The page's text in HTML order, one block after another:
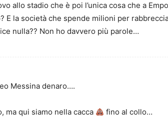
allo stadio che è poi l’unica cosa che a
E la società che spende milioni per
nulla?? Non ho davvero più parole…
Messina denaro….
ma qui siamo nella cacca
fino al collo…